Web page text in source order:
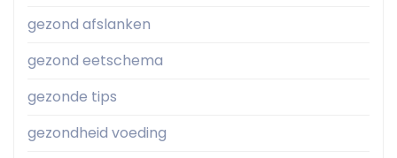
gezond afslanken
gezond eetschema
gezonde tips
gezondheid voeding